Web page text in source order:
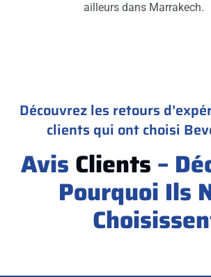
ailleurs dans Marrakech.
Découvrez les retours
clients qui ont choisi
Avis Clients –
Pourquoi Ils